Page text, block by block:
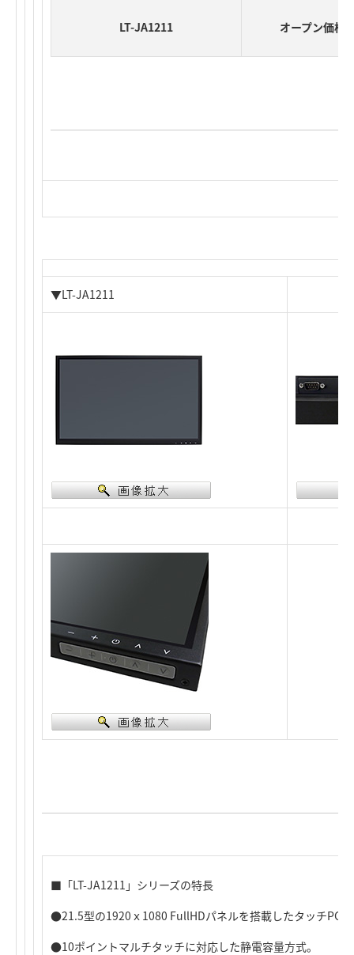
LT-JA1211 オープン価格
▼LT-JA1211
■「LT-JA1211」シリーズの特長
●21.5型の1920ｘ1080 FullHDパネルを搭載したタッチPC。
●10ポイントマルチタッチに対応した静電容量方式。